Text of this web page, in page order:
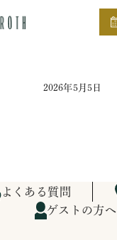
2026年5月5日
よくある質問
ゲストの方へ